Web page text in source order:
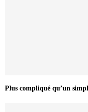
Plus compliqué qu’un